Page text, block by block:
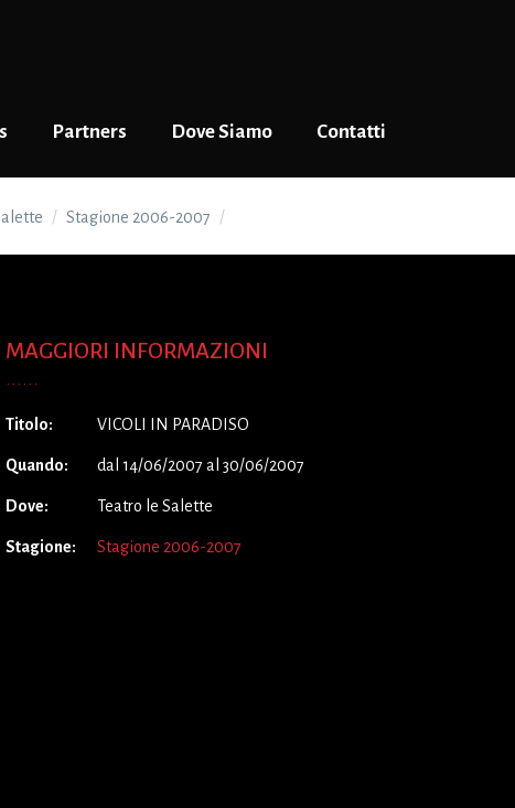
Partners Dove Siamo Contatti
Stagione 2006-2007
MAGGIORI INFORMAZIONI
Titolo: VICOLI IN PARADISO
Quando: dal 14/06/2007 al 30/06/2007
Dove: Teatro le Salette
Stagione: Stagione 2006-2007